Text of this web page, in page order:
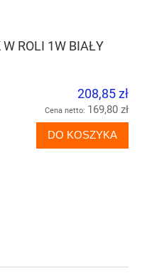
ROLI 1W BIAŁY
208,85 zł
Cena netto: 169,80 zł
DO KOSZYKA